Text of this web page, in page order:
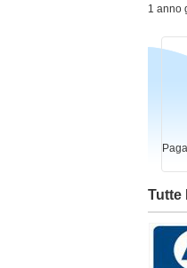
1 anno
Tutte